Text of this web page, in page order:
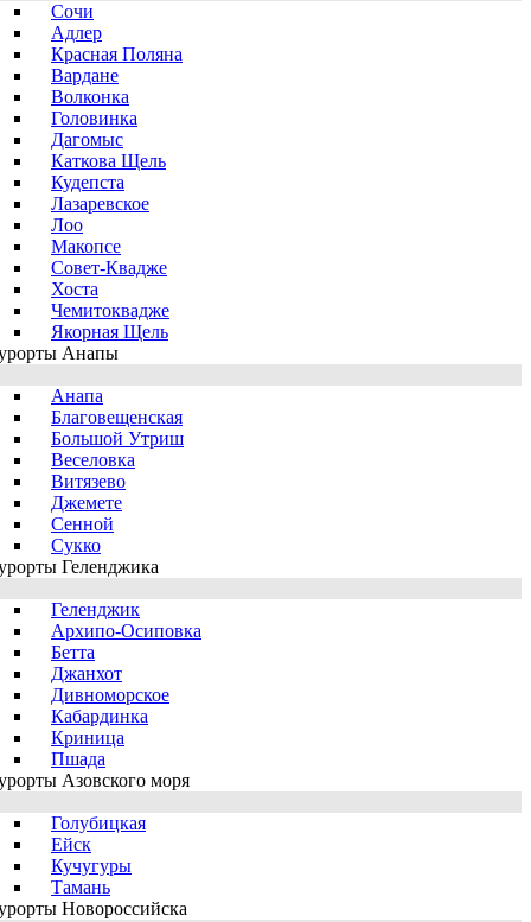
Сочи
Адлер
Красная Поляна
Вардане
Волконка
Головинка
Дагомыс
Каткова Щель
Кудепста
Лазаревское
Лоо
Макопсе
Совет-Квадже
Хоста
Чемитоквадже
Якорная Щель
Анапы
Анапа
Благовещенская
Большой Утриш
Веселовка
Витязево
Джемете
Сенной
Сукко
Геленджика
Геленджик
Архипо-Осиповка
Бетта
Джанхот
Дивноморское
Кабардинка
Криница
Пшада
Азовского моря
Голубицкая
Ейск
Кучугуры
Тамань
Новороссийска